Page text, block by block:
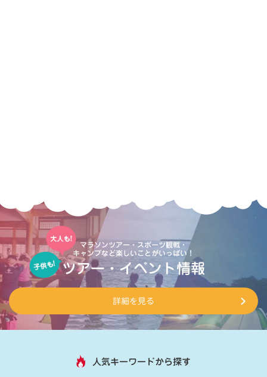
マラソンツアー・スポーツ観戦・
キャンプなど楽しいことがいっぱい！
ツアー・イベント情報
詳細を見る
人気キーワードから探す